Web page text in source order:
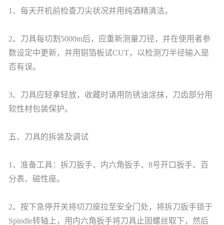
1、每天开机前检查刀尖状况并用纯酒精清洁。
2、刀具每切割5000m后，应重新测量刀径，并在使用者参
数设定中更新，并用铜箔板试CUT，以检测刀半径输入是
否有误。
3、刀具应轻拿轻放，收藏时请用防锈油涂抹，刀齿部分用
软性材包装保护。
五、刀具的拆装及调试
1、准备工具：拆刀扳手、内六角扳手、8号开口扳手、百
分表、磁性座。
2、按下急停开关将切刀座拉至安全门处，将拆刀扳手锁于
Spindle转轴上，用内六角扳手将刀具止固螺丝取下，然后